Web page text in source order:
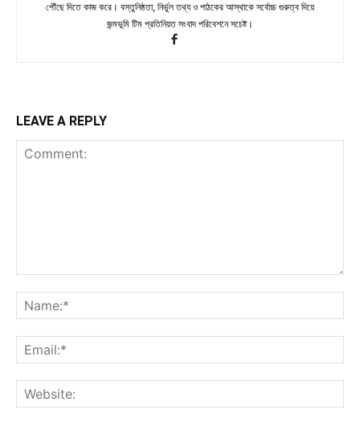
পৌঁছে দিতে কাজ করে। বস্তুনিষ্ঠতা, নির্ভুল তথ্য ও পাঠকের আস্থাকে সর্বোচ্চ গুরুত্ব দিয়ে
জন্মভূমি টিম প্রতিনিয়ত সংবাদ পরিবেশনে সচেষ্ট।
LEAVE A REPLY